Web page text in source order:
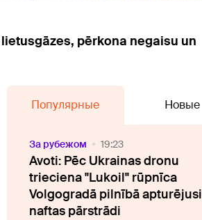
pērkona negaisu un
Популярные Новые
За рубежом 19:23
Avoti: Pēc Ukrainas dronu
trieciena "Lukoil" rūpnīca
Volgogradā pilnībā apturējusi
naftas pārstrādi